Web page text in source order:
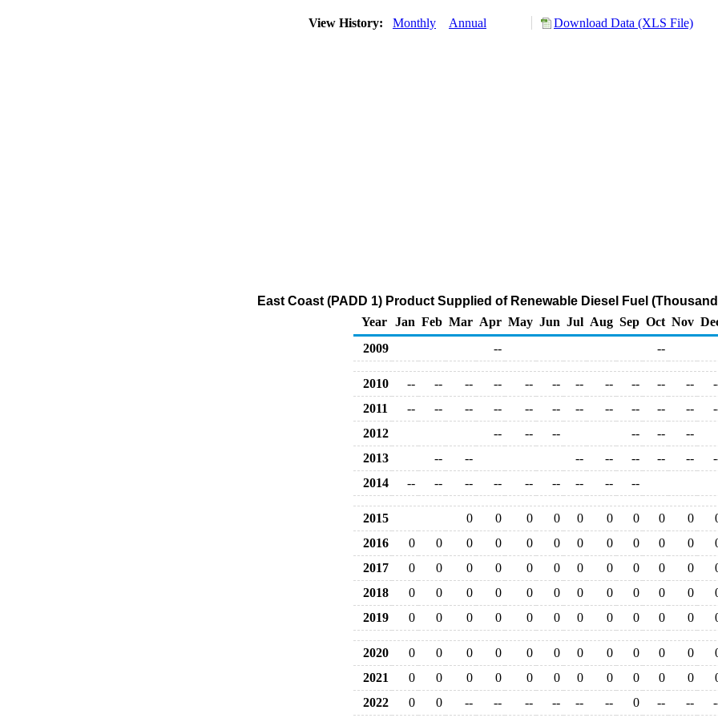
View History: Monthly Annual Download Data (XLS File)
East Coast (PADD 1) Product Supplied of Renewable Diesel Fuel
Year
Jan Feb Mar Apr May Jun Jul Aug Sep Oct Nov
2009
-- --
2010 -- -- -- -- -- -- -- -- -- -- --
2011
-- -- -- -- -- -- -- -- -- -- --
2012
-- -- -- -- --
--
2013
-- -- -- -- -- -- --
2014
-- -- -- -- -- -- -- -- --
2015 0 0 0 0 0 0 0 0 0
2016
0 0 0 0 0 0 0 0 0 0 0
2017
0 0 0 0 0 0 0 0 0 0 0
2018
0 0 0 0 0 0 0 0 0 0 0
2019
0 0 0 0 0 0 0 0 0 0 0
2020 0 0 0 0 0 0 0 0 0 0 0
2021
0 0 0 0 0 0 0 0 0 0 0
2022
0 0 -- -- -- -- -- -- 0 -- --